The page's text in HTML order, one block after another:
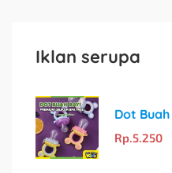
Iklan serupa
Rp.5.250